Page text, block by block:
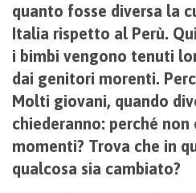
quanto fosse diversa la
Italia rispetto al Perù. Qui
i bimbi vengono tenuti
dai genitori morenti.
Molti giovani, quando
chiederanno: perché non
momenti? Trova che in
qualcosa sia cambiato?